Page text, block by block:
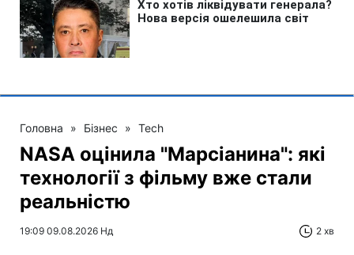
Головна » Бізнес » Tech
NASA оцінила "Марсіанина": які
технології з фільму вже стали
реальністю
19:09 09.08.2026 Нд 2 хв